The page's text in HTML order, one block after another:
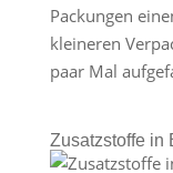
Packungen
kleineren
paar Mal
Zusatzstoffe in